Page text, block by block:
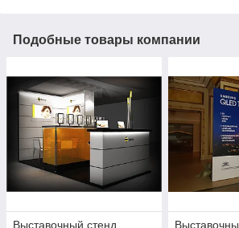
Подобные товары компании
Выставочный стенд